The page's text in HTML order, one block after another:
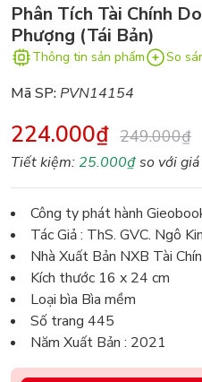
Phân Tích Tài Chính
Phượng (Tái Bản)
Thông tin sản phẩm So
Mã SP:PVN14154
224.000₫ 249.000₫
Tiết kiệm: 25.000₫so với
Công ty phát hành
Tác Giả : ThS. GVC. Ngô
Nhà Xuất Bản NXB Tài
Kích thước 16 x 24 cm
Loại bìa Bìa mềm
Số trang 445
Năm Xuất Bản : 2021